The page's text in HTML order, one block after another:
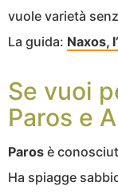
vuole varietà
La guida: Naxos,
Se vuoi
Paros e
Paros è
Ha spiagge